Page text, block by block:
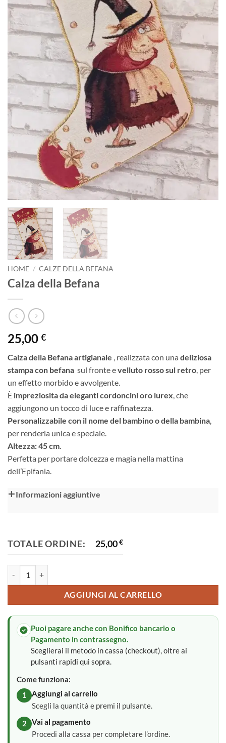
HOME / CALZE DELLA BEFANA
Calza della Befana
25,00 €
Calza della Befana artigianale , realizzata con una deliziosa
stampa con befana sul fronte evelluto rosso sul retro, per
un effetto morbido e avvolgente.
È impreziosita da eleganti cordoncini oro lurex, che
aggiungono un tocco di luce e raffinatezza.
Personalizzabile con il nome del bambino o della bambina,
per renderla unica e speciale.
Altezza: 45 cm.
Perfetta per portare dolcezza e magia nella mattina
dell’Epifania.
Informazioni aggiuntive
TOTALE ORDINE: 25,00€
AGGIUNGI AL CARRELLO
Alternative:
Puoi pagare anche con Bonifico bancario o
Pagamento in contrassegno.
Sceglierai il metodo in cassa (checkout), oltre ai
pulsanti rapidi qui sopra.
Come funziona:
1
Aggiungi al carrello
Scegli la quantità e premi il pulsante.
2
Vai al pagamento
Procedi alla cassa per completare l’ordine.